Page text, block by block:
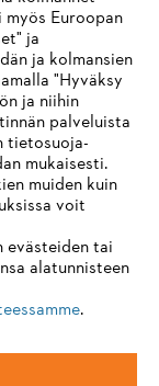
Für
wir Ihnen, zu
Euroopan
ja
ja kolmansien
"Hyväksy
ja niihin
palveluista
tietosuoja-
mukaisesti.
muiden kuin
voit
evästeiden tai
alatunnisteen
.